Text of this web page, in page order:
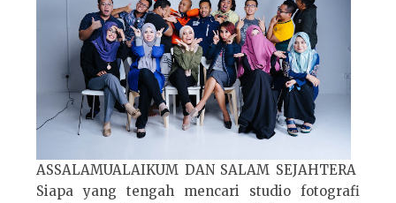
ASSALAMUALAIKUM DAN SALAM SEJAHTERA
Siapa yang tengah mencari studio fotografi